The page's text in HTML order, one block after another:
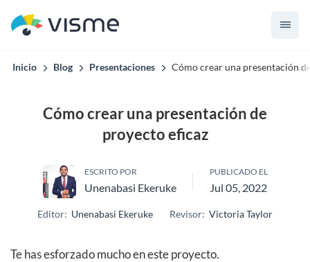
Inicio Blog Presentaciones Cómo crear una presentación
Cómo crear una presentación de
proyecto eficaz
ESCRITO POR
Unenabasi Ekeruke
PUBLICADO EL
Jul 05, 2022
Editor: Unenabasi Ekeruke Revisor: Victoria Taylor
Te has esforzado mucho en este proyecto.